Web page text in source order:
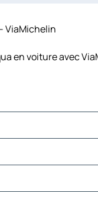
ViaMichelin
en voiture avec